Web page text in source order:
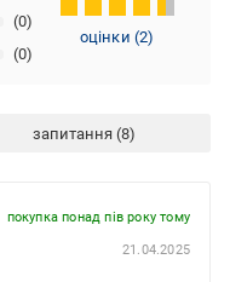
(0)
(0)
оцінки(2)
запитання
покупка понад пів року тому
21.04.2025